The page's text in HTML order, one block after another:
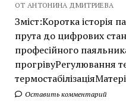
ОТ АНТОНИНА ДМИТРИЕВА
Зміст:Коротка історія
прута до цифрових
професійного
прогрівуРегулювання
Оставить комментарий